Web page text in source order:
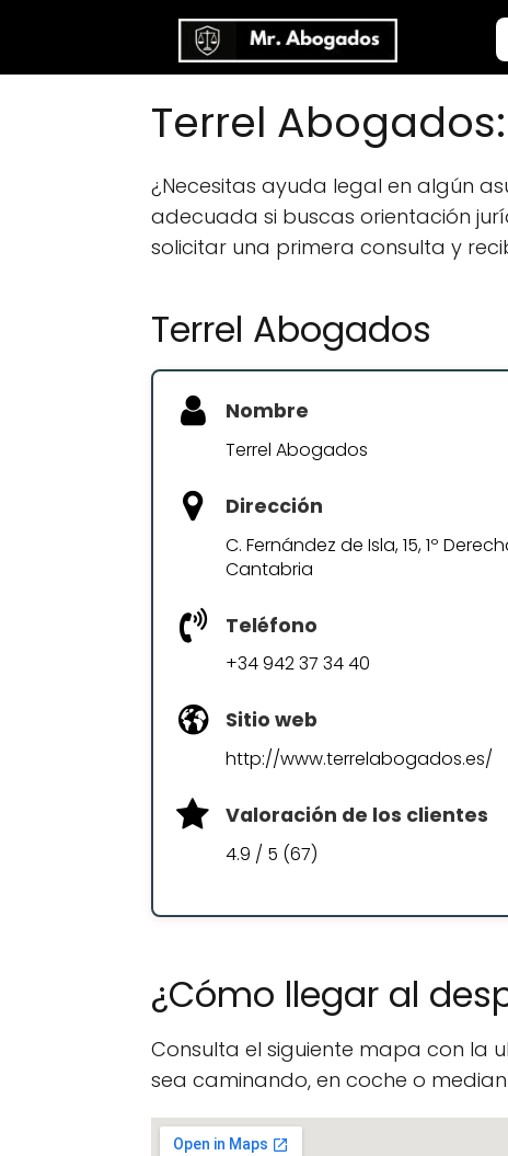
Terrel
¿Necesitas ayuda legal en algún
adecuada si buscas orientación
solicitar una primera consulta y
Terrel Abogados
Nombre
Terrel Abogados
Dirección
C. Fernández de Isla, 15, 1º
Cantabria
Teléfono
+34 942 37 34 40
Sitio web
http://www.terrelabogados.es/
Valoración de los clientes
4.9 / 5 (67)
¿Cómo llegar al
Consulta el siguiente mapa con la
sea caminando, en coche o